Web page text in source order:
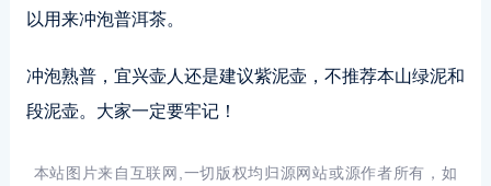
以用来冲泡普洱茶。
冲泡熟普，宜兴壶人还是建议紫泥壶，不推荐本山绿泥和
段泥壶。大家一定要牢记！
本站图片来自互联网,一切版权均归源网站或源作者所有，如